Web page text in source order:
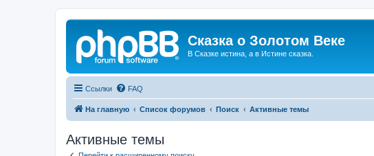
Сказка о Золотом Веке
В Сказке истина, а в Истине сказка.
Ссылки FAQ
На главную Список форумов Поиск Активные темы
Активные темы